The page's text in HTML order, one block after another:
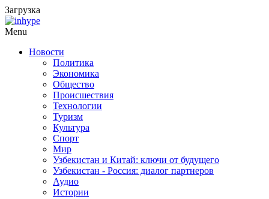
Загрузка
Menu
Новости
Политика
Экономика
Общество
Происшествия
Технологии
Туризм
Культура
Спорт
Мир
Узбекистан и Китай: ключи от будущего
Узбекистан - Россия: диалог партнеров
Аудио
Истории